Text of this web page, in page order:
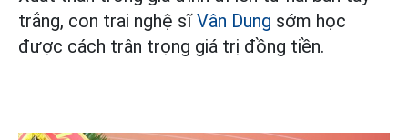
trắng, con trai nghệ sĩVân Dung sớm học
được cách trân trọng giá trị đồng tiền.